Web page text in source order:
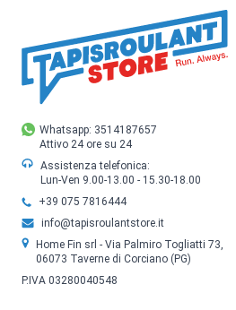
Whatsapp: 3514187657
Attivo 24 ore su 24
Assistenza telefonica:
Lun-Ven 9.00-13.00 - 15.30-18.00
+39 075 7816444
info@tapisroulantstore.it
Home Fin srl - Via Palmiro Togliatti 73,
06073 Taverne di Corciano (PG)
P.IVA 03280040548